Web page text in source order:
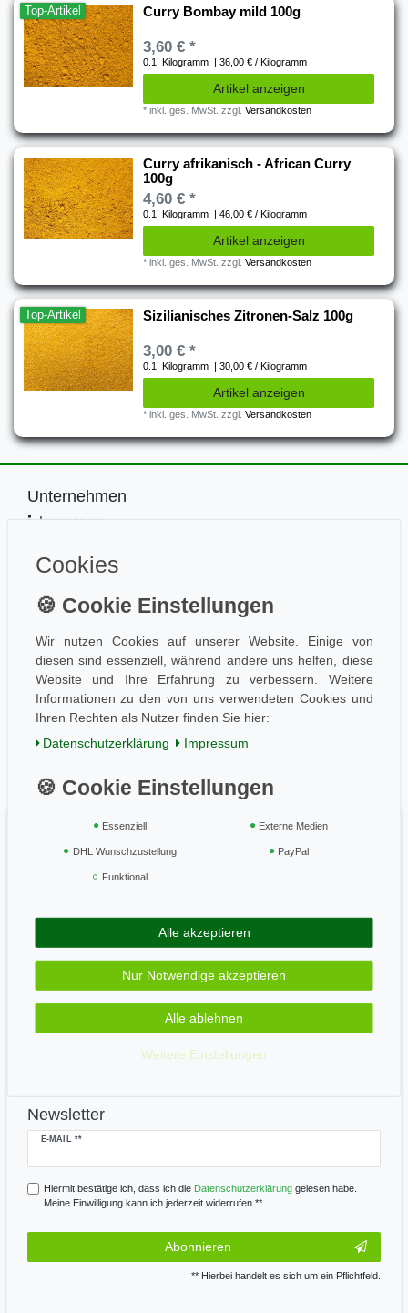
Top-Artikel Curry Bombay mild 100g
3,60 € *
0.1 Kilogramm | 36,00 € / Kilogramm
Artikel anzeigen
*inkl. ges. MwSt. zzgl.Versandkosten
Curry afrikanisch - African Curry
100g
4,60 € *
0.1 Kilogramm | 46,00 € / Kilogramm
Artikel anzeigen
*inkl. ges. MwSt. zzgl.Versandkosten
Top-Artikel Sizilianisches Zitronen-Salz 100g
3,00 € *
0.1 Kilogramm | 30,00 € / Kilogramm
Artikel anzeigen
*inkl. ges. MwSt. zzgl.Versandkosten
Unternehmen
Impressum
Datenschutz
Wissen
Aktuelles
Folge uns
Einkaufen
Zahlung und Versand
Geprüft & sicher
Zahle bequem per
Newsletter
E-MAIL **
Newsletter
Hiermit bestätige ich, dass ich die Daten­schutz­erklärunggelesen habe.
Meine Einwilligung kann ich jederzeit widerrufen.**
Abonnieren
** Hierbei handelt es sich um ein Pflichtfeld.
Cookies
Wir nutzen Cookies auf unserer Website. Einige von
diesen sind essenziell, während andere uns helfen, diese
Website und Ihre Erfahrung zu verbessern. Weitere
Informationen zu den von uns verwendeten Cookies und
Ihren Rechten als Nutzer finden Sie hier:
Daten­schutz­erklärung
Impressum
Essenziell Externe Medien
DHL Wunschzustellung PayPal
Funktional
Alle akzeptieren
Nur Notwendige akzeptieren
Alle ablehnen
Weitere Einstellungen